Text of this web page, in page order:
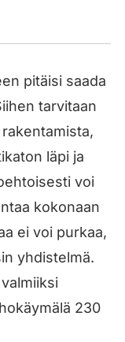
pitäisi saada
tarvitaan
läpi ja
voi
kokonaan
ei voi purkaa,
yhdistelmä.
230